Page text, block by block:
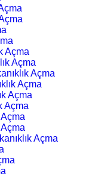
Açma
Açma
Açma
Açma
Açma
Açma
Açma
Açma
Açma